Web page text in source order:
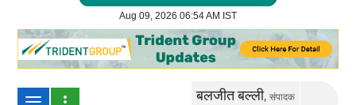
Aug 09, 2026 06:54 AM IST
बलजीत बल्ली,संपादक